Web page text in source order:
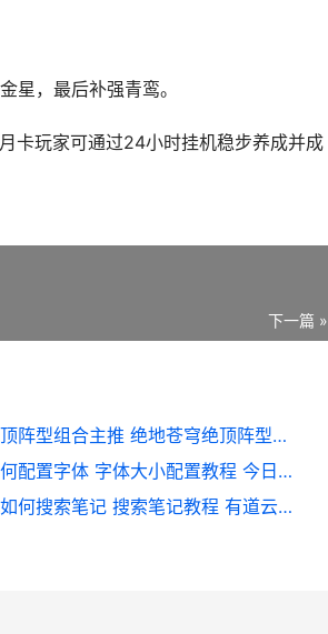
星，最后补强青鸾。
卡玩家可通过24小时挂机稳步养成并成
下一篇 »
绝地苍穹绝顶阵型组合主推 绝地苍穹绝顶阵型组合策略 绝战苍穹
今天头条如何配置字体 字体大小配置教程 今日头条发小视频怎么配音乐
有道云笔记如何搜索笔记 搜索笔记教程 有道云笔记如何手写原笔迹